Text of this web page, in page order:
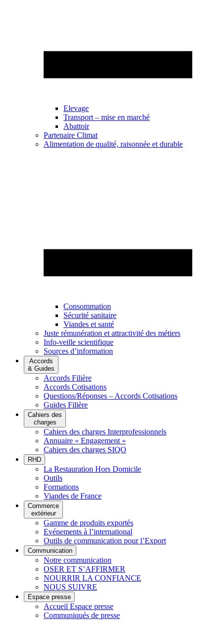
Elevage
Transport – mise en marché
Abattoir
Partenaire Climat
Alimentation de qualité, raisonnée et durable
Consommation
Sécurité sanitaire
Viandes et santé
Juste rémunération et attractivité des métiers
Info-veille scientifique
Sources d’information
Accords
& Guides
Accords Filière
Accords Cotisations
Questions/Réponses – Accords Cotisations
Guides Filière
Cahiers des
charges
Cahiers des charges Interprofessionnels
Annuaire « Engagement »
Cahiers des charges SIQO
RHD
La Restauration Hors Domicile
Outils
Formations
Viandes de France
Commerce
extérieur
Gamme de produits exportés
Evénements à l’international
Outils de communication pour l’Export
Communication
Notre communication
OSER ET S’AFFIRMER
NOURRIR LA CONFIANCE
NOUS SUIVRE
Espace presse
Accueil Espace presse
Communiqués de presse